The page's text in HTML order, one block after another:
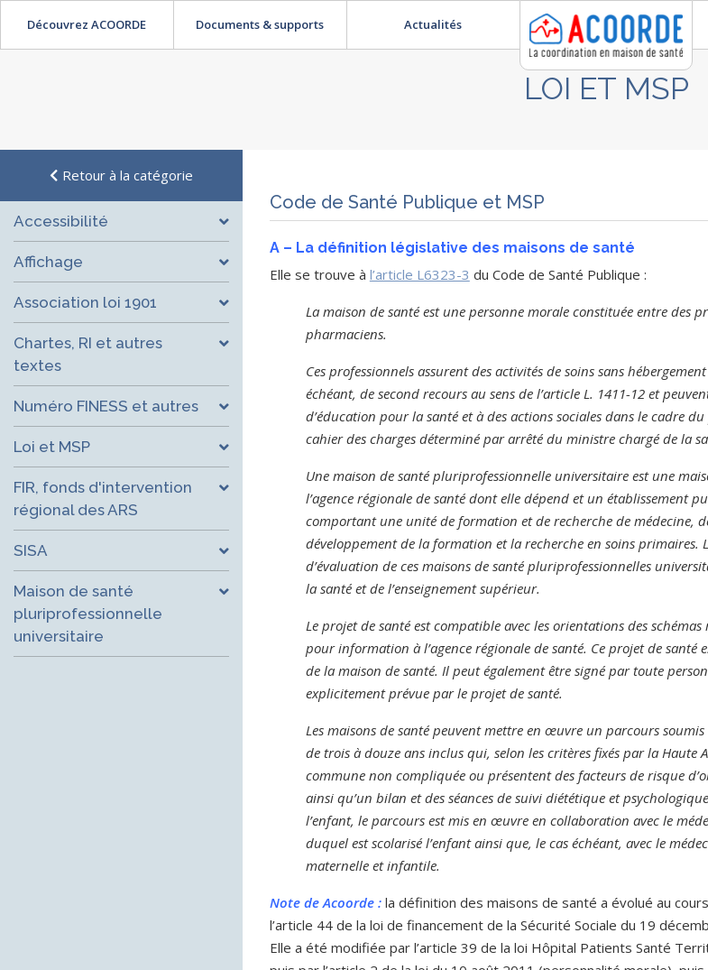
Découvrez ACOORDE Documents & supports Actualités
LOI ET MSP
Retour à la catégorie
Accessibilité
Affichage
Association loi 1901
Chartes, RI et autres
textes
Numéro FINESS et autres
Loi et MSP
FIR, fonds d'intervention
régional des ARS
SISA
Maison de santé
pluriprofessionnelle
universitaire
Code de Santé Publique et MSP
A – La définition législative des maisons de santé
Elle se trouve à l’article L6323-3 du Code de Santé Publique :
La maison de santé est une personne morale constituée entre des
pharmaciens.
Ces professionnels assurent des activités de soins sans
échéant, de second recours au sens de l’article L. 1411-12 et
d’éducation pour la santé et à des actions sociales dans le cadre
cahier des charges déterminé par arrêté du ministre chargé de la
Une maison de santé pluriprofessionnelle universitaire est une
l’agence régionale de santé dont elle dépend et un établissement
comportant une unité de formation et de recherche de médecine,
développement de la formation et la recherche en soins primaires.
d’évaluation de ces maisons de santé pluriprofessionnelles
la santé et de l’enseignement supérieur.
Le projet de santé est compatible avec les orientations des
pour information à l’agence régionale de santé. Ce projet de santé
de la maison de santé. Il peut également être signé par toute
explicitement prévue par le projet de santé.
Les maisons de santé peuvent mettre en œuvre un parcours
de trois à douze ans inclus qui, selon les critères fixés par la
commune non compliquée ou présentent des facteurs de risque
ainsi qu’un bilan et des séances de suivi diététique et
l’enfant, le parcours est mis en œuvre en collaboration avec le
duquel est scolarisé l’enfant ainsi que, le cas échéant, avec le
maternelle et infantile.
Note de Acoorde : la définition des maisons de santé a évolué au
l’article 44 de la loi de financement de la Sécurité Sociale du 19
Elle a été modifiée par l’article 39 de la loi Hôpital Patients Santé